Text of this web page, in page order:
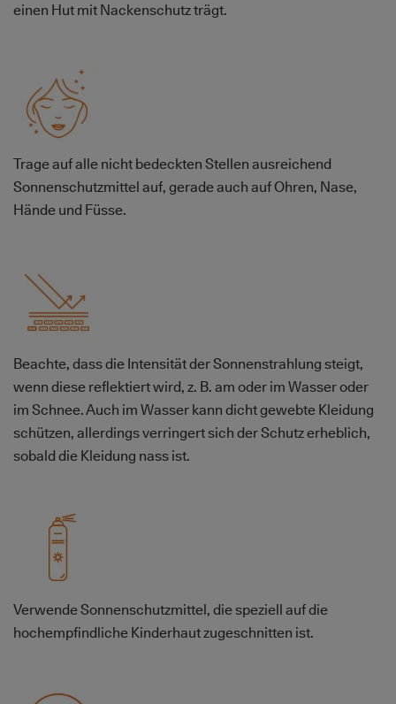
einen Hut mit Nackenschutz trägt.
Trage auf alle nicht bedeckten Stellen ausreichend
Sonnenschutzmittel auf, gerade auch auf Ohren, Nase,
Hände und Füsse.
Beachte, dass die Intensität der Sonnenstrahlung steigt,
wenn diese reflektiert wird, z. B. am oder im Wasser oder
im Schnee. Auch im Wasser kann dicht gewebte Kleidung
schützen, allerdings verringert sich der Schutz erheblich,
sobald die Kleidung nass ist.
Verwende Sonnenschutzmittel, die speziell auf die
hochempfindliche Kinderhaut zugeschnitten ist.